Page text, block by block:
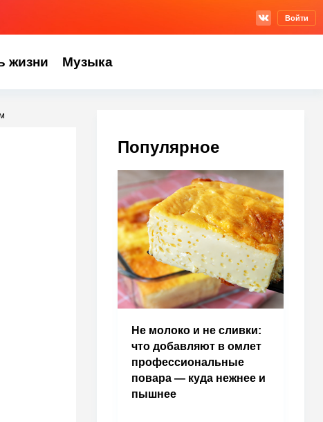
Войти
жизни Музыка
Популярное
Не молоко и не сливки:
что добавляют в омлет
профессиональные
повара — куда нежнее и
пышнее